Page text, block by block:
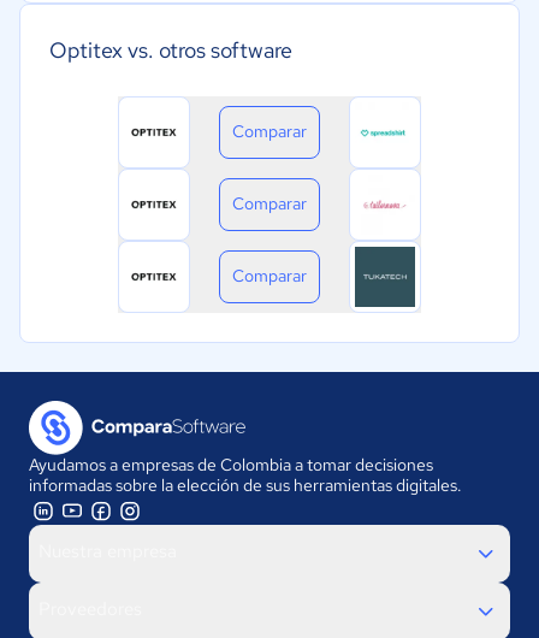
Optitex vs. otros software
Comparar
Comparar
Comparar
Ayudamos a empresas de Colombia a tomar decisiones
informadas sobre la elección de sus herramientas digitales.